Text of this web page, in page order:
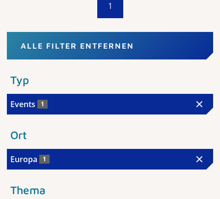
1
ALLE FILTER ENTFERNEN
Typ
Events 1
Ort
Europa 1
Thema